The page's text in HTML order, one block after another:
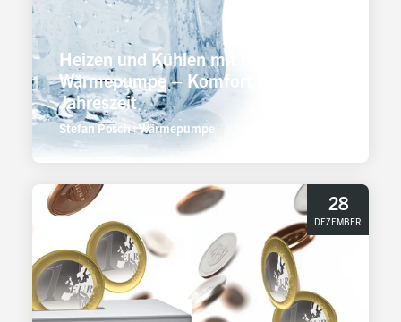
Heizen und Kühlen mit der
Wärmepumpe – Komfort für jede
Jahreszeit
Stefan Posch|Wärmepumpe
28
DEZEMBER